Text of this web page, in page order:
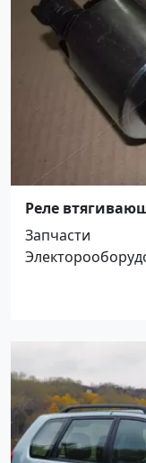
Реле
AURIS/
Запчасти